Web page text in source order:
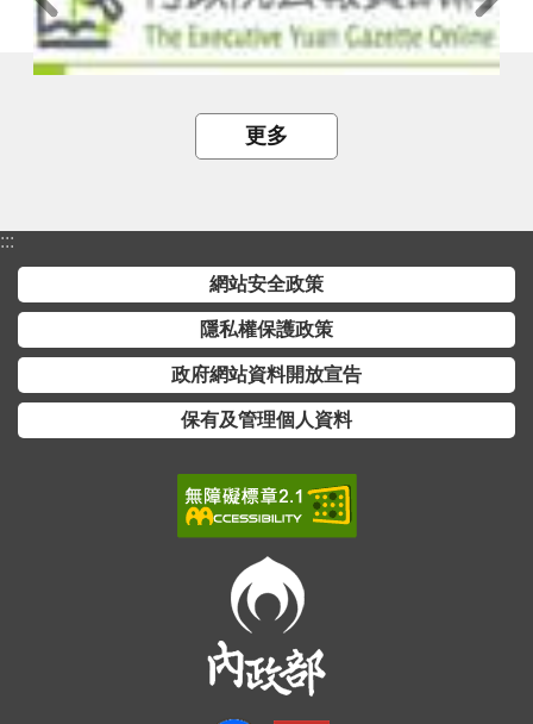
更多
:::
網站安全政策
隱私權保護政策
政府網站資料開放宣告
保有及管理個人資料